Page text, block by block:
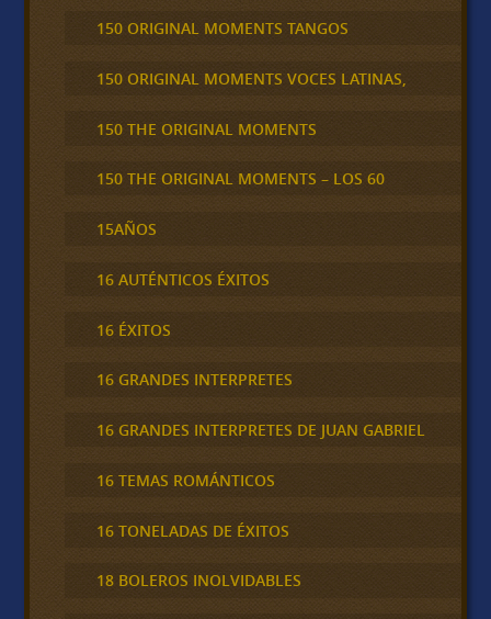
150 ORIGINAL MOMENTS TANGOS
150 ORIGINAL MOMENTS VOCES LATINAS,
150 THE ORIGINAL MOMENTS
150 THE ORIGINAL MOMENTS – LOS 60
15AÑOS
16 AUTÉNTICOS ÉXITOS
16 ÉXITOS
16 GRANDES INTERPRETES
16 GRANDES INTERPRETES DE JUAN GABRIEL
16 TEMAS ROMÁNTICOS
16 TONELADAS DE ÉXITOS
18 BOLEROS INOLVIDABLES